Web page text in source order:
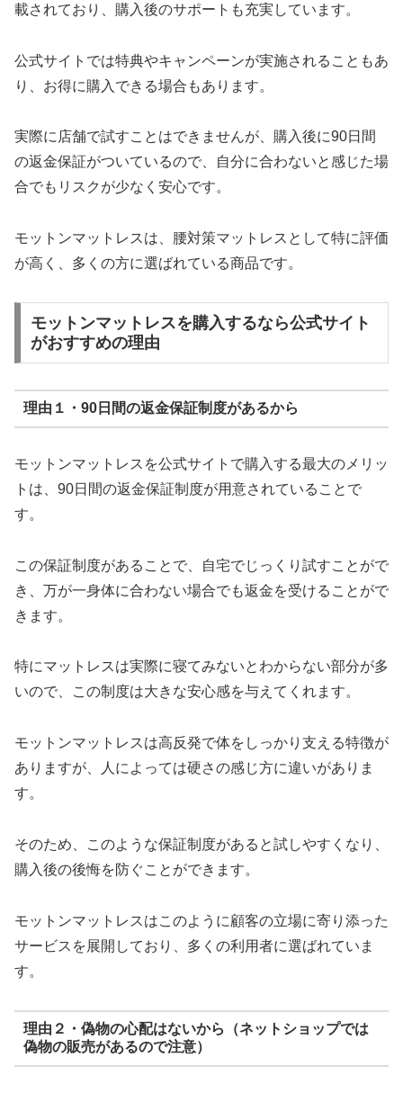
載されており、購入後のサポートも充実しています。
公式サイトでは特典やキャンペーンが実施されることもあ
り、お得に購入できる場合もあります。
実際に店舗で試すことはできませんが、購入後に90日間
の返金保証がついているので、自分に合わないと感じた場
合でもリスクが少なく安心です。
モットンマットレスは、腰対策マットレスとして特に評価
が高く、多くの方に選ばれている商品です。
モットンマットレスを購入するなら公式サイト
がおすすめの理由
理由１・90日間の返金保証制度があるから
モットンマットレスを公式サイトで購入する最大のメリッ
トは、90日間の返金保証制度が用意されていることで
す。
この保証制度があることで、自宅でじっくり試すことがで
き、万が一身体に合わない場合でも返金を受けることがで
きます。
特にマットレスは実際に寝てみないとわからない部分が多
いので、この制度は大きな安心感を与えてくれます。
モットンマットレスは高反発で体をしっかり支える特徴が
ありますが、人によっては硬さの感じ方に違いがありま
す。
そのため、このような保証制度があると試しやすくなり、
購入後の後悔を防ぐことができます。
モットンマットレスはこのように顧客の立場に寄り添った
サービスを展開しており、多くの利用者に選ばれていま
す。
理由２・偽物の心配はないから（ネットショップでは
偽物の販売があるので注意）